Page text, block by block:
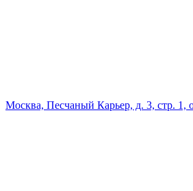
Москва, Песчаный Карьер, д. 3, стр. 1,